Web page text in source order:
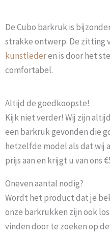
De Cubo barkruk is
strakke ontwerp. De zitting
kunstlederen is door het
comfortabel.
Altijd de goedkoopste!
Kijk niet verder! Wij zijn
een barkruk gevonden die
hetzelfde model als dat wij
prijs aan en krijgt u van ons
Oneven aantal nodig?
Wordt het product dat je
onze barkrukken zijn ook
vinden door te zoeken op